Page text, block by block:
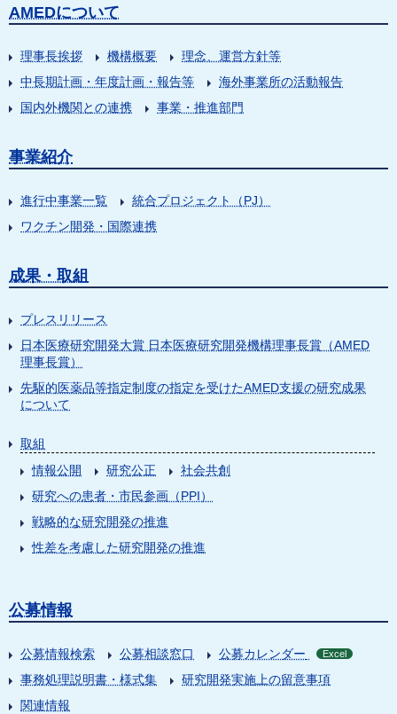
AMEDについて
理事長挨拶 機構概要
理念、運営方針等
中長期計画・年度計画・報告等
海外事業所の活動報告
国内外機関との連携
事業・推進部門
事業紹介
進行中事業一覧
統合プロジェクト（PJ）
ワクチン開発・国際連携
成果・取組
プレスリリース
日本医療研究開発大賞 日本医療研究開発機構理事長賞（AMED
理事長賞）
先駆的医薬品等指定制度の指定を受けたAMED支援の研究成果
について
取組
情報公開
研究公正
社会共創
研究への患者・市民参画（PPI）
戦略的な研究開発の推進
性差を考慮した研究開発の推進
公募情報
公募情報検索 公募相談窓口 公募カレンダー Excel
事務処理説明書・様式集
研究開発実施上の留意事項
関連情報